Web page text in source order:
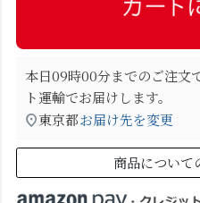
本日09時00分までのご注文
ト運輸でお届けします。
東京都お届け先を変更
商品について